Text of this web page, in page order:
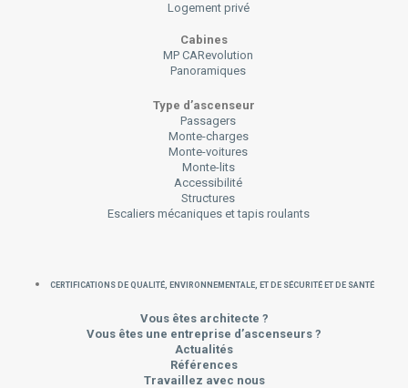
Logement privé
Cabines
MP CARevolution
Panoramiques
Type d’ascenseur
Passagers
Monte-charges
Monte-voitures
Monte-lits
Accessibilité
Structures
Escaliers mécaniques et tapis roulants
CERTIFICATIONS DE QUALITÉ, ENVIRONNEMENTALE, ET DE SÉCURITÉ ET DE SANTÉ
Vous êtes architecte ?
Vous êtes une entreprise d’ascenseurs ?
Actualités
Références
Travaillez avec nous